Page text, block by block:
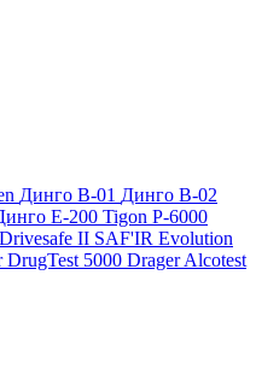
Динго В-01 Динго В-02
Е-200 Tigon P-6000
Drivesafe II SAF'IR Evolution
DrugTest 5000 Drager Alcotest